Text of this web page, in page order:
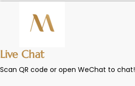
Live Chat
Scan QR code or open WeChat to chat!